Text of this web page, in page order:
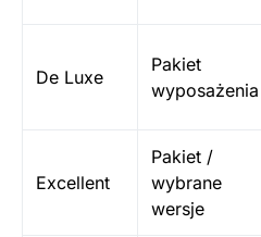
De Luxe
Pakiet
wyposażenia
Excellent
Pakiet /
wybrane
wersje